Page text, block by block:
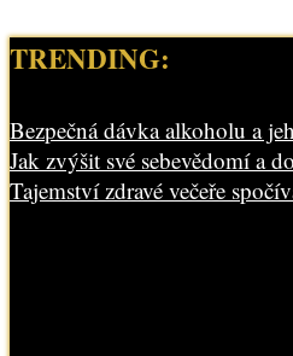
TRENDING:
Bezpečná dávka alkoholu a
Jak zvýšit své sebevědomí a
Tajemství zdravé večeře